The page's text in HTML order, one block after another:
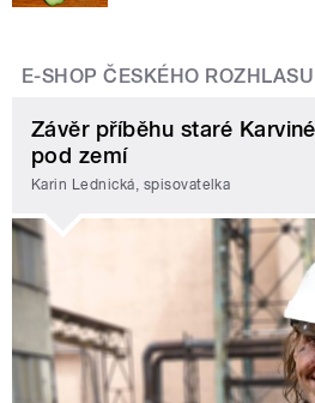
E-SHOP ČESKÉHO ROZHLASU
Závěr příběhu staré
pod zemí
Karin Lednická, spisovatelka